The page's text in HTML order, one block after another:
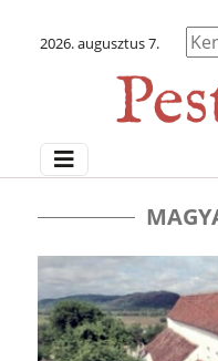
2026. augusztus 7.